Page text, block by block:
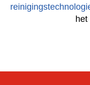
het